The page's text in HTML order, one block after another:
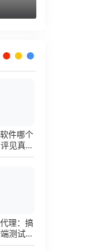
件哪个
见真
花在刀
理：搞
测试环
置手册